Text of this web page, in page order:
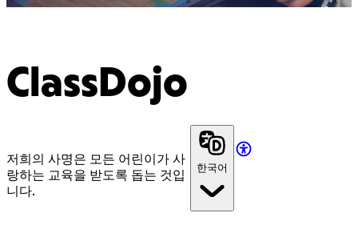
ClassDojo
저희의 사명은 모든 어린이가 사
랑하는 교육을 받도록 돕는 것입
니다.
한국어